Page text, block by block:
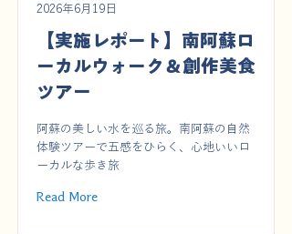
2026年6月19日
【実施レポート】南阿蘇ロ
ーカルウォーク＆創作美食
ツアー
阿蘇の美しい水を巡る旅。南阿蘇の自然
体験ツアーで五感をひらく、心地いいロ
ーカルな歩き旅
Read More